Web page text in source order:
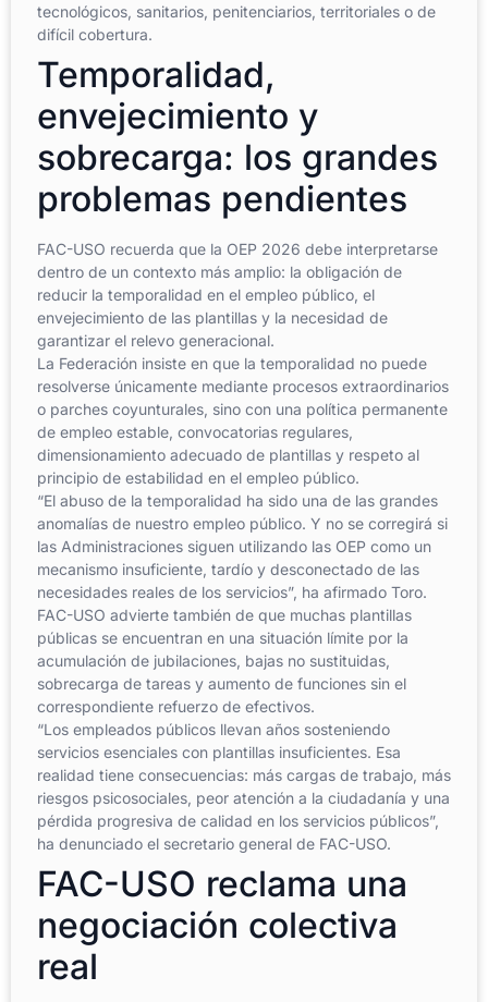
tecnológicos, sanitarios, penitenciarios, territoriales o de
difícil cobertura.
Temporalidad,
envejecimiento y
sobrecarga: los grandes
problemas pendientes
FAC-USO recuerda que la OEP 2026 debe interpretarse
dentro de un contexto más amplio: la obligación de
reducir la temporalidad en el empleo público, el
envejecimiento de las plantillas y la necesidad de
garantizar el relevo generacional.
La Federación insiste en que la temporalidad no puede
resolverse únicamente mediante procesos extraordinarios
o parches coyunturales, sino con una política permanente
de empleo estable, convocatorias regulares,
dimensionamiento adecuado de plantillas y respeto al
principio de estabilidad en el empleo público.
“El abuso de la temporalidad ha sido una de las grandes
anomalías de nuestro empleo público. Y no se corregirá si
las Administraciones siguen utilizando las OEP como un
mecanismo insuficiente, tardío y desconectado de las
necesidades reales de los servicios”, ha afirmado Toro.
FAC-USO advierte también de que muchas plantillas
públicas se encuentran en una situación límite por la
acumulación de jubilaciones, bajas no sustituidas,
sobrecarga de tareas y aumento de funciones sin el
correspondiente refuerzo de efectivos.
“Los empleados públicos llevan años sosteniendo
servicios esenciales con plantillas insuficientes. Esa
realidad tiene consecuencias: más cargas de trabajo, más
riesgos psicosociales, peor atención a la ciudadanía y una
pérdida progresiva de calidad en los servicios públicos”,
ha denunciado el secretario general de FAC-USO.
FAC-USO reclama una
negociación colectiva
real